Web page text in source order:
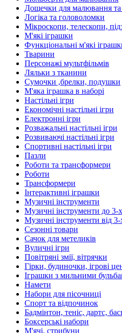
Дощечки для малювання
Логіка та головоломки
Мікроскопи, телескопи,
М'які іграшки
Функціональні м'які
Тварини
Персонажі мультфільмів
Ляльки з тканини
Сумочки ,брелки, подушки
М'яка іграшка в наборі
Настільні ігри
Економічні настільні ігри
Електронні ігри
Розважальні настільні ігри
Розвиваючі настільні ігри
Спортивні настільні ігри
Пазли
Роботи та трансформери
Роботи
Трансформери
Інтерактивні іграшки
Музичні інструменти
Музичні інструменти до 3-
Музичні інструменти від 3-
Сезонні товари
Сачок для метеликів
Вуличні ігри
Повітряні змії, вітрячки
Гірки, будиночки, ігрові
Іграшки з мильними
Намети
Набори для пісочниці
Спорт та відпочинок
Бадмінтон, теніс, дартс,
Боксерські набори
М'ячі, стрибуни